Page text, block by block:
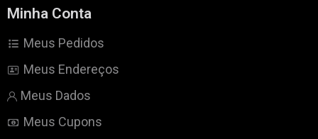
Minha Conta
Meus Pedidos
Meus Endereços
Meus Dados
Meus Cupons